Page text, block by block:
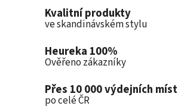
Kvalitní produkty
ve skandinávském stylu
Heureka 100%
Ověřeno zákazníky
Přes 10 000 výdejních míst
po celé ČR